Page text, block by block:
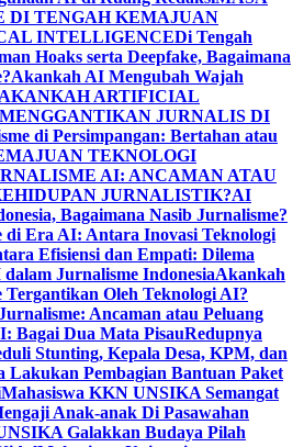
DI TENGAH KEMAJUAN
INTELLIGENCEDi Tengah
Hoaks serta Deepfake, Bagaimana
Akankah AI Mengubah Wajah
AKANKAH ARTIFICIAL
JURNALIS DI
di Persimpangan: Bertahan atau
TEKNOLOGI
AI: ANCAMAN ATAU
JURNALISTIK?AI
Bagaimana Nasib Jurnalisme?
di Era AI: Antara Inovasi Teknologi
Efisiensi dan Empati: Dilema
Jurnalisme IndonesiaAkankah
Tergantikan Oleh Teknologi AI?
Ancaman atau Peluang
Bagai Dua Mata PisauRedupnya
Stunting, Kepala Desa, KPM, dan
Lakukan Pembagian Bantuan Paket
Mahasiswa KKN UNSIKA Semangat
Anak-anak Di Pasawahan
Galakkan Budaya Pilah